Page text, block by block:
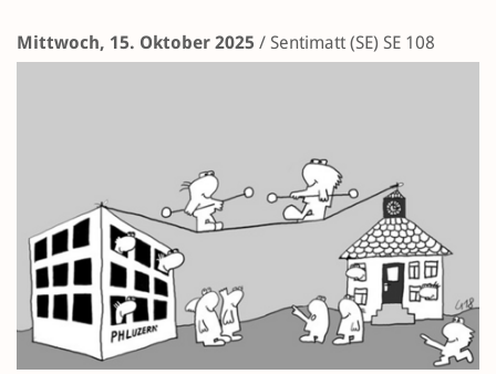
Mittwoch, 15. Oktober 2025 / Sentimatt (SE) SE 108